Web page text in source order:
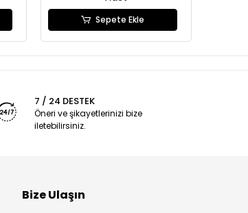
Sepete Ekle
7 / 24 DESTEK
Öneri ve şikayetlerinizi bize
iletebilirsiniz.
Bize Ulaşın